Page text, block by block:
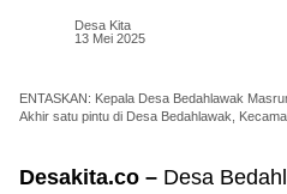
Desa Kita
13 Mei 2025
ENTASKAN: Kepala Desa Bedahlawak
Akhir satu pintu di Desa Bedahlawak,
Desakita.co – Desa